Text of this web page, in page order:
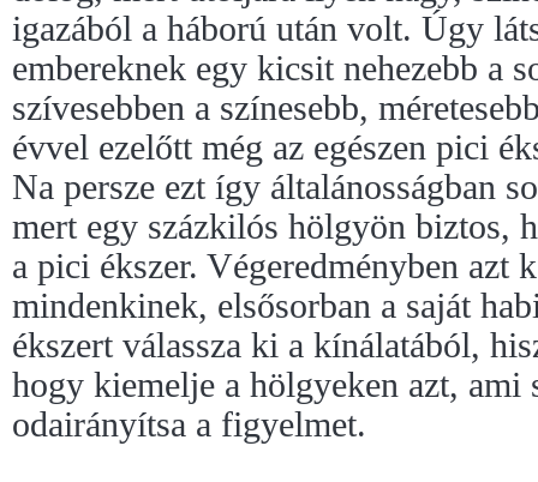
igazából a háború után volt. Úgy
embereknek egy kicsit nehezebb a
szívesebben a színesebb,
évvel ezelőtt még az egészen pici
Na persze ezt így általánosságban
mert egy százkilós hölgyön biztos,
a pici ékszer. Végeredményben azt
mindenkinek, elsősorban a saját
ékszert válassza ki a kínálatából,
hogy kiemelje a hölgyeken azt, ami
odairányítsa a figyelmet.